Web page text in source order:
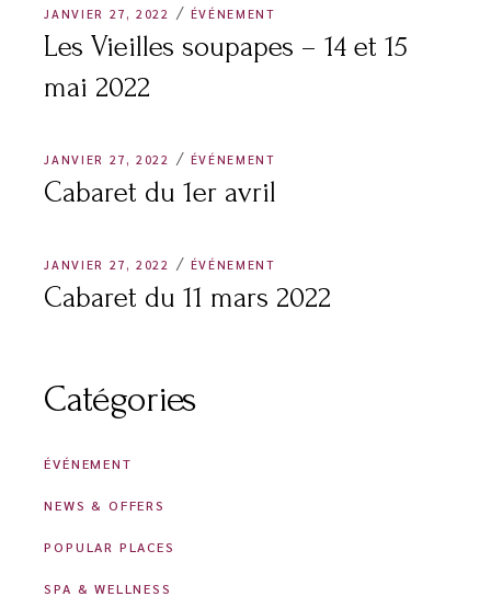
JANVIER 27, 2022 ÉVÉNEMENT
Les Vieilles soupapes – 14 et 15
mai 2022
JANVIER 27, 2022 ÉVÉNEMENT
Cabaret du 1er avril
JANVIER 27, 2022 ÉVÉNEMENT
Cabaret du 11 mars 2022
Catégories
ÉVÉNEMENT
NEWS & OFFERS
POPULAR PLACES
SPA & WELLNESS